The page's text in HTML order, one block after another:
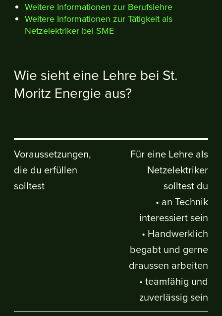
Weitere Informationen zur Berufslehre
Weitere Informationen zur Tätigkeit als
Netzelektriker bei SME
Wie sieht eine Lehre bei St.
Moritz Energie aus?
Voraussetzungen,
die du erfüllen
solltest
Für eine Lehre als
Netzelektriker
solltest du
• an Technik
interessiert sein
• Handwerklich
begabt und gerne
draussen arbeiten
• teamfähig und
zuverlässig sein